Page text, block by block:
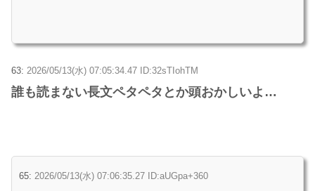
63: 2026/05/13(水) 07:05:34.47 ID:32sTIohTM
誰も読まない長文ペタペタとか頭おかしいよ…
65: 2026/05/13(水) 07:06:35.27 ID:aUGpa+360